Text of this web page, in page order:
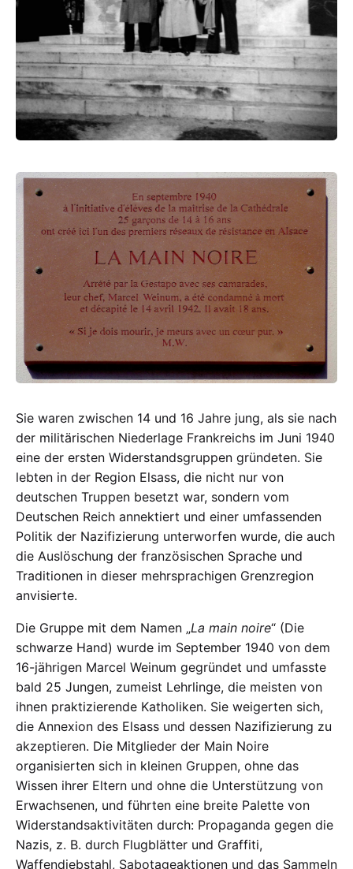
Gestapo
Sie waren zwischen 14 und 16 Jahre jung, als sie nach
der militärischen Niederlage Frankreichs im Juni 1940
eine der ersten Widerstandsgruppen gründeten. Sie
lebten in der Region Elsass, die nicht nur von
deutschen Truppen besetzt war, sondern vom
Deutschen Reich annektiert und einer umfassenden
Politik der Nazifizierung unterworfen wurde, die auch
die Auslöschung der französischen Sprache und
Traditionen in dieser mehrsprachigen Grenzregion
anvisierte.
Die Gruppe mit dem Namen „La main noire“ (Die
schwarze Hand) wurde im September 1940 von dem
16-jährigen Marcel Weinum gegründet und umfasste
bald 25 Jungen, zumeist Lehrlinge, die meisten von
ihnen praktizierende Katholiken. Sie weigerten sich,
die Annexion des Elsass und dessen Nazifizierung zu
akzeptieren. Die Mitglieder der Main Noire
organisierten sich in kleinen Gruppen, ohne das
Wissen ihrer Eltern und ohne die Unterstützung von
Erwachsenen, und führten eine breite Palette von
Widerstandsaktivitäten durch: Propaganda gegen die
Nazis, z. B. durch Flugblätter und Graffiti,
Waffendiebstahl, Sabotageaktionen und das Sammeln